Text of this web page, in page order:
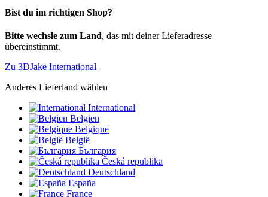
Bist du im richtigen Shop?
Bitte wechsle zum Land, das mit deiner Lieferadresse
übereinstimmt.
Zu 3DJake International
Anderes Lieferland wählen
International
Belgien
Belgique
België
България
Česká republika
Deutschland
España
France